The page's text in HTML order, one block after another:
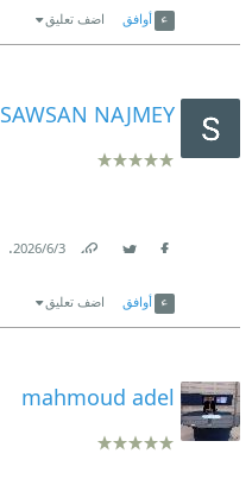
أوافق اضف تعليق
SAWSAN NAJMEY
3‏/6‏/2026
.
أوافق اضف تعليق
mahmoud adel